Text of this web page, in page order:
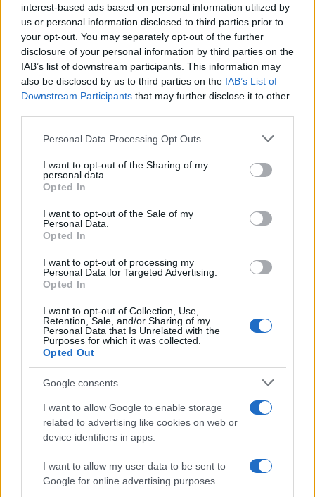
interest-based ads based on personal information utilized by
us or personal information disclosed to third parties prior to
your opt-out. You may separately opt-out of the further
disclosure of your personal information by third parties on the
IAB’s list of downstream participants. This information may
also be disclosed by us to third parties on the IAB’s List of
Downstream Participants that may further disclose it to other
Please note that this website/app uses one or more Google
not limited to your visit or usage behaviour. You may click to
grant or deny consent to Google and its third-party tags to
use your data for below specified purposes in below Google
consent section.
Personal Data Processing Opt Outs
I want to opt-out of the Sharing of my
personal data.
Opted In
I want to opt-out of the Sale of my
Personal Data.
Opted In
I want to opt-out of processing my
Personal Data for Targeted Advertising.
Opted In
I want to opt-out of Collection, Use,
Retention, Sale, and/or Sharing of my
Personal Data that Is Unrelated with the
Purposes for which it was collected.
Opted Out
Google consents
I want to allow Google to enable storage
related to advertising like cookies on web or
device identifiers in apps.
I want to allow my user data to be sent to
Google for online advertising purposes.
Continua a leggere
NEWS